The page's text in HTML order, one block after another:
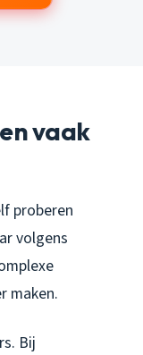
vaak
proberen
volgens
maken.
Bij